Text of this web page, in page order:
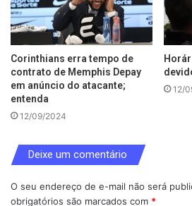
Corinthians erra tempo de
contrato de Memphis Depay
em anúncio do atacante;
entenda
12/09/2024
12/
Deixe um comentário
O seu endereço de e-mail não será
obrigatórios são marcados com *